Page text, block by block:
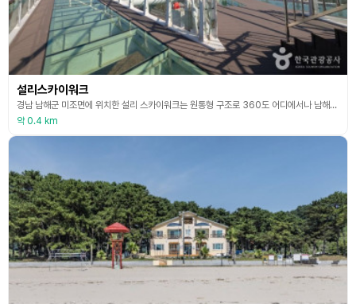
설리스카이워크
경남 남해군 미조면에 위치한 설리 스카이워크는 원통형 구조로 360도 어디에서나 남해바다를 조망할 수 있는 곳이다. 국내 최초 ‘비대칭형 캔틸레버 교량’으로 지어진 스카이워크는 약 36m 높이에 폭 4.5m, 총길이 79m의 구조물로 되어있으며, ‘한쪽 끝은 고정되고 다른 끝은 받쳐지지 아니한 상태로 있는 보’를 뜻하는 ‘캔틸레버’, 이 설리 스카이워크의 경우 43m로 전국에서 가장 긴 캔틸레버 구조물이라 할 수 있다. 스릴 넘치는 ‘스윙 그네’는 인도
약 0.4 km